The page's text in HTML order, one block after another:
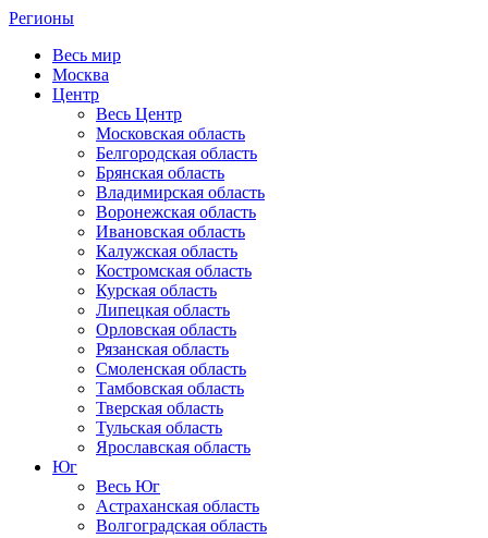
Регионы
Весь мир
Москва
Центр
Весь Центр
Московская область
Белгородская область
Брянская область
Владимирская область
Воронежская область
Ивановская область
Калужская область
Костромская область
Курская область
Липецкая область
Орловская область
Рязанская область
Смоленская область
Тамбовская область
Тверская область
Тульская область
Ярославская область
Юг
Весь Юг
Астраханская область
Волгоградская область